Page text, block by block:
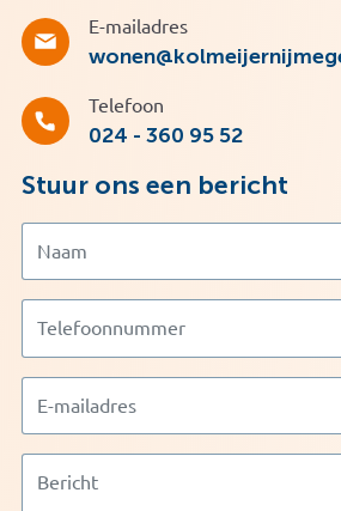
E-mailadres
Telefoon
024 - 360 95 52
Stuur ons een bericht